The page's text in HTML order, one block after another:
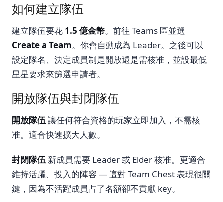
如何建立隊伍
建立隊伍要花 1.5 億金幣。前往 Teams 區並選
Create a Team。你會自動成為 Leader。之後可以
設定隊名、決定成員制是開放還是需核准，並設最低
星星要求來篩選申請者。
開放隊伍與封閉隊伍
開放隊伍讓任何符合資格的玩家立即加入，不需核
准。適合快速擴大人數。
封閉隊伍 新成員需要 Leader 或 Elder 核准。更適合
維持活躍、投入的陣容 — 這對 Team Chest 表現很關
鍵，因為不活躍成員占了名額卻不貢獻 key。